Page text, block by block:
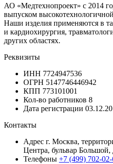
АО «Медтехнопроект» с 2014
выпуском
Наши изделия применяются в
и кардиохирургия,
других областях.
Реквизиты
ИНН 7724947536
ОГРН 5147746446942
КПП 773101001
Кол-во работников 8
Дата регистрации
Контакты
Адрес г. Москва,
Центра, бульвар
Телефоны +7 (499) 702-